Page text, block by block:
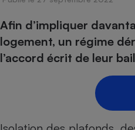
Afin d’impliquer
logement, un régime
l’accord écrit de leur
Choisir son fioul
Choisir son pellet
Comparateur
Energie Moins Chère
nous ?